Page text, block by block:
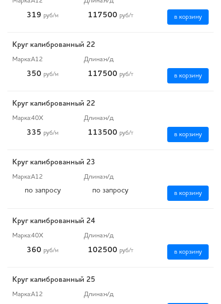
319 руб/м 117500 руб/т в корзину
Круг калиброванный 22
Марка:А12 Длина:н/д
350 руб/м 117500 руб/т в корзину
Круг калиброванный 22
Марка:40Х Длина:н/д
335 руб/м 113500 руб/т в корзину
Круг калиброванный 23
Марка:А12 Длина:н/д
по запросу по запросу в корзину
Круг калиброванный 24
Марка:40Х Длина:н/д
360 руб/м 102500 руб/т в корзину
Круг калиброванный 25
Марка:А12 Длина:н/д